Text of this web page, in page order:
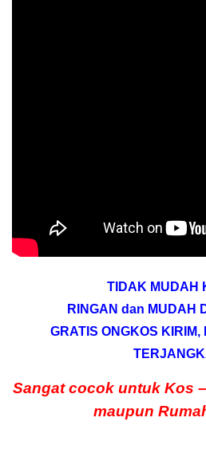
TIDAK MUDAH
RINGAN dan MUDAH
GRATIS ONGKOS
Sangat cocok untuk Kos
maupun